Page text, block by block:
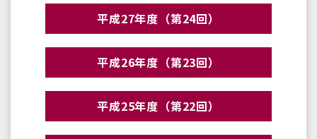
平成27年度（第24回）
平成26年度（第23回）
平成25年度（第22回）